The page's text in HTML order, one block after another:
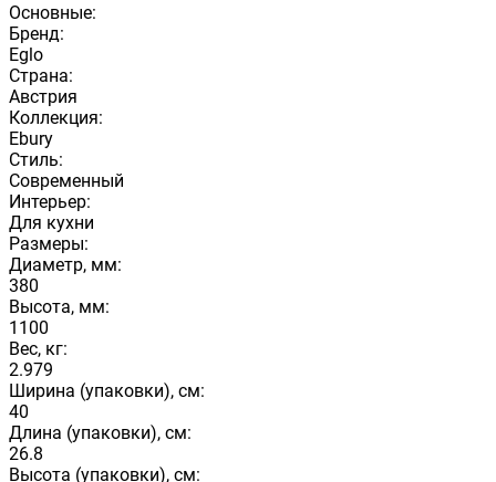
Основные:
Бренд:
Eglo
Страна:
Австрия
Коллекция:
Ebury
Стиль:
Современный
Интерьер:
Для кухни
Размеры:
Диаметр, мм:
380
Высота, мм:
1100
Вес, кг:
2.979
Ширина (упаковки), см:
40
Длина (упаковки), см:
26.8
Высота (упаковки), см: